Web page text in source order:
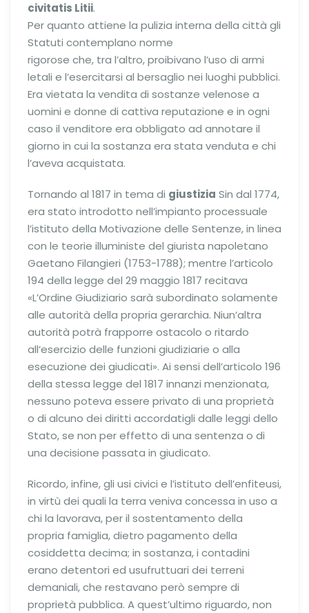
civitatis Litii.
Per quanto attiene la pulizia interna della città gli
Statuti contemplano norme
rigorose che, tra l’altro, proibivano l’uso di armi
letali e l’esercitarsi al bersaglio nei luoghi pubblici.
Era vietata la vendita di sostanze velenose a
uomini e donne di cattiva reputazione e in ogni
caso il venditore era obbligato ad annotare il
giorno in cui la sostanza era stata venduta e chi
l’aveva acquistata.
Tornando al 1817 in tema di giustizia Sin dal 1774,
era stato introdotto nell’impianto processuale
l’istituto della Motivazione delle Sentenze, in linea
con le teorie illuministe del giurista napoletano
Gaetano Filangieri (1753-1788); mentre l’articolo
194 della legge del 29 maggio 1817 recitava
«L’Ordine Giudiziario sarà subordinato solamente
alle autorità della propria gerarchia. Niun’altra
autorità potrà frapporre ostacolo o ritardo
all’esercizio delle funzioni giudiziarie o alla
esecuzione dei giudicati». Ai sensi dell’articolo 196
della stessa legge del 1817 innanzi menzionata,
nessuno poteva essere privato di una proprietà
o di alcuno dei diritti accordatigli dalle leggi dello
Stato, se non per effetto di una sentenza o di
una decisione passata in giudicato.
Ricordo, infine, gli usi civici e l’istituto dell’enfiteusi,
in virtù dei quali la terra veniva concessa in uso a
chi la lavorava, per il sostentamento della
propria famiglia, dietro pagamento della
cosiddetta decima; in sostanza, i contadini
erano detentori ed usufruttuari dei terreni
demaniali, che restavano però sempre di
proprietà pubblica. A quest’ultimo riguardo, non